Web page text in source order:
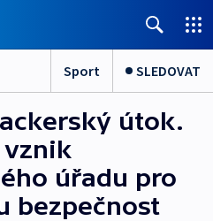
Sport SLEDOVAT
útok.
vznik
úřadu pro
bezpečnost